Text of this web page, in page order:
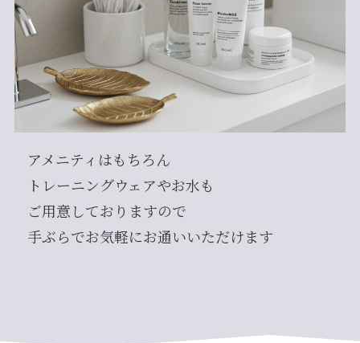
アメニティはもちろん
トレーニングウェアやお水も
ご用意しておりますので
手ぶらでお気軽にお通いいただけます